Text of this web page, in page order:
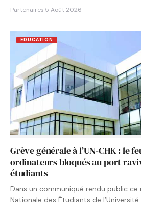
Partenaires·5 Août 2026
EDUCATION
Grève générale à l’UN-CHK : le
ordinateurs bloqués au port
étudiants
Dans un communiqué rendu public ce
Nationale des Étudiants de